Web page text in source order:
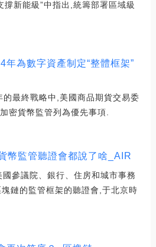
新能級”中指出,統籌部署區域級
為數字資產制定“整體框架”
最終戰略中,美國商品期貨交易委
密貨幣監管列為優先事項.
幣監管聽證會都說了啥_AIR
參議院、銀行、住房和城市事務
鏈的監管框架的聽證會,于北京時